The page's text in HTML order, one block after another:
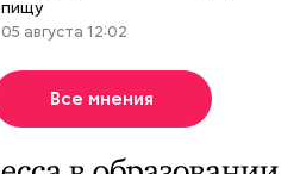
пищу
05 августа 12:02
Все мнения